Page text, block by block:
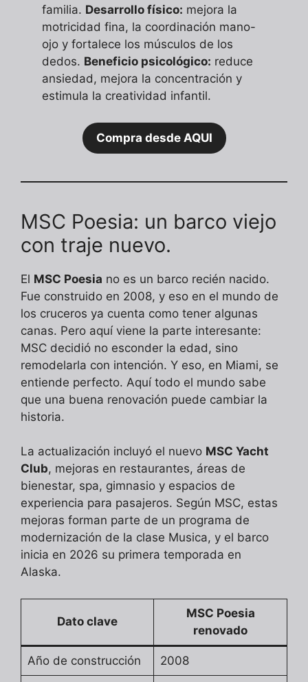
familia. Desarrollo físico: mejora la
motricidad fina, la coordinación mano-
ojo y fortalece los músculos de los
dedos. Beneficio psicológico: reduce
ansiedad, mejora la concentración y
estimula la creatividad infantil.
Compra desde AQUI
MSC Poesia: un barco viejo
con traje nuevo.
El MSC Poesia no es un barco recién nacido.
Fue construido en 2008, y eso en el mundo de
los cruceros ya cuenta como tener algunas
canas. Pero aquí viene la parte interesante:
MSC decidió no esconder la edad, sino
remodelarla con intención. Y eso, en Miami, se
entiende perfecto. Aquí todo el mundo sabe
que una buena renovación puede cambiar la
historia.
La actualización incluyó el nuevo MSC Yacht
Club, mejoras en restaurantes, áreas de
bienestar, spa, gimnasio y espacios de
experiencia para pasajeros. Según MSC, estas
mejoras forman parte de un programa de
modernización de la clase Musica, y el barco
inicia en 2026 su primera temporada en
Alaska.
Dato clave
MSC Poesia
renovado
Año de construcción 2008